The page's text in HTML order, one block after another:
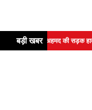
बड़ी खबर
अहमद की सड़क हादसे में मौत,